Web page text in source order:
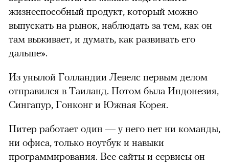
жизнеспособный продукт, который можно
выпускать на рынок, наблюдать за тем, как он
там выживает, и думать, как развивать его
дальше».
Из унылой Голландии Левелс первым делом
отправился в Таиланд. Потом была Индонезия,
Сингапур, Гонконг и Южная Корея.
Питер работает один — у него нет ни команды,
ни офиса, только ноутбук и навыки
программирования. Все сайты и сервисы он